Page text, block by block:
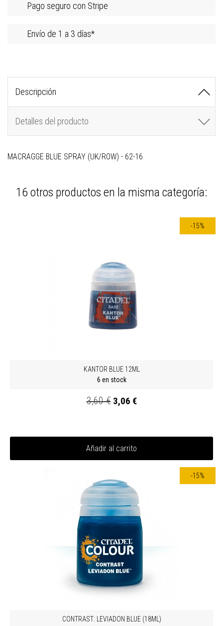
Pago seguro con Stripe
Envío de 1 a 3 días*
Descripción
Detalles del producto
MACRAGGE BLUE SPRAY (UK/ROW) - 62-16
16 otros productos en la misma categoría:
-15%
KANTOR BLUE 12ML
6 en stock
3,60 € 3,06 €
Añadir al carrito
-15%
CONTRAST: LEVIADON BLUE (18ML)